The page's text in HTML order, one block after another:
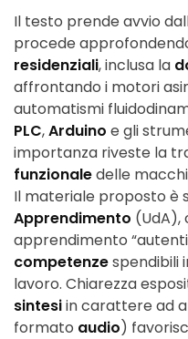
Il testo prende avvio
procede
residenziali, inclusa la
affrontando i motori
automatismi
PLC,Arduino e gli
importanza riveste la
funzionaledelle
Il materiale proposto è
Apprendimento (UdA),
apprendimento
competenzespendibili
lavoro. Chiarezza
sintesiin carattere ad
formato audio)